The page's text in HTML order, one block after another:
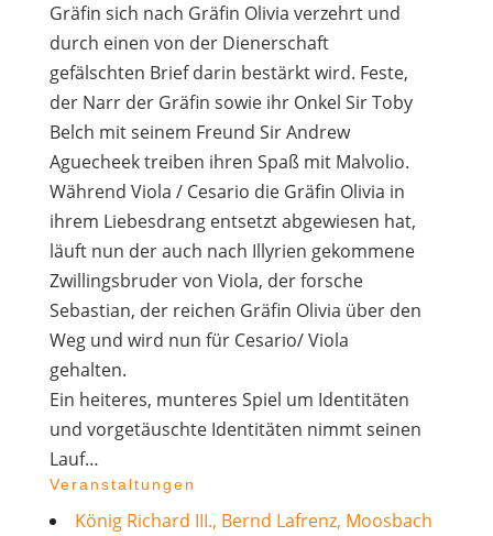
Gräfin sich nach Gräfin Olivia verzehrt und
durch einen von der Dienerschaft
gefälschten Brief darin bestärkt wird. Feste,
der Narr der Gräfin sowie ihr Onkel Sir Toby
Belch mit seinem Freund Sir Andrew
Aguecheek treiben ihren Spaß mit Malvolio.
Während Viola / Cesario die Gräfin Olivia in
ihrem Liebesdrang entsetzt abgewiesen hat,
läuft nun der auch nach Illyrien gekommene
Zwillingsbruder von Viola, der forsche
Sebastian, der reichen Gräfin Olivia über den
Weg und wird nun für Cesario/ Viola
gehalten.
Ein heiteres, munteres Spiel um Identitäten
und vorgetäuschte Identitäten nimmt seinen
Lauf…
Veranstaltungen
König Richard III., Bernd Lafrenz, Moosbach